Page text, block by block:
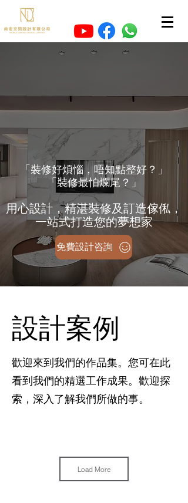
「裝修好煩惱，唔知點整好？」
「裝修最怕爛尾？」
用心設計，精湛裝修及訂造傢俬，
一站式打造您的夢想家
免費設計咨詢
設計案例
歡迎來到我們的作品集。您可在此
看到我們的精選工作成果。歡迎探
索，深入了解我們所做的事。
Load More